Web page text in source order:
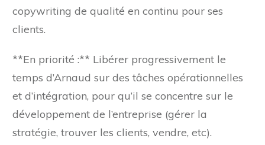
copywriting de qualité en continu pour ses
clients.
**En priorité :** Libérer progressivement le
temps d’Arnaud sur des tâches opérationnelles
et d’intégration, pour qu’il se concentre sur le
développement de l’entreprise (gérer la
stratégie, trouver les clients, vendre, etc).